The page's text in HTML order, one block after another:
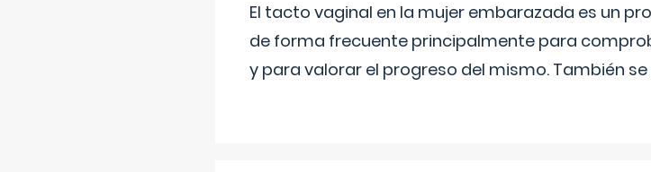
El tacto vaginal en la mujer embarazada es un
de forma frecuente principalmente para
y para valorar el progreso del mismo. También